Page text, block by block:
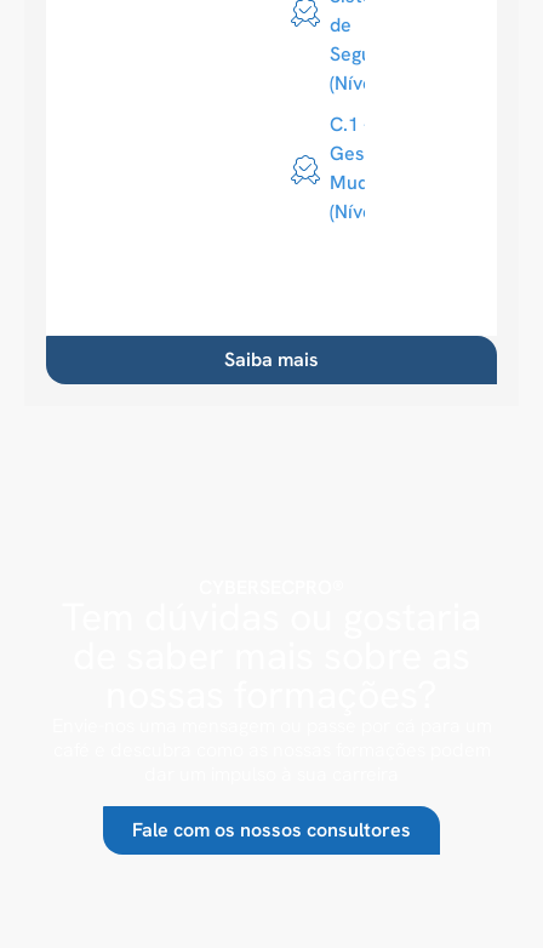
de
Segurança
(Nível 4)
C.1 -
Gestão de
Mudanças
(Nível 3)
Saiba mais
Fale com os nossos consultores